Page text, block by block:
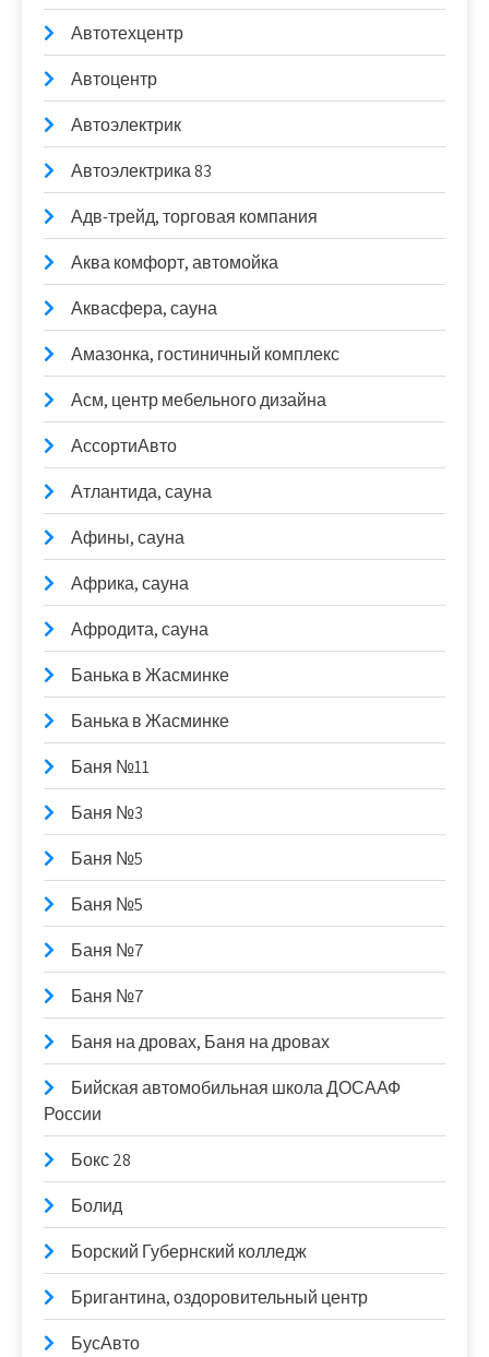
Автотехцентр
Автоцентр
Автоэлектрик
Автоэлектрика 83
Адв-трейд, торговая компания
Аква комфорт, автомойка
Аквасфера, сауна
Амазонка, гостиничный комплекс
Асм, центр мебельного дизайна
АссортиАвто
Атлантида, сауна
Афины, сауна
Африка, сауна
Афродита, сауна
Банька в Жасминке
Банька в Жасминке
Баня №11
Баня №3
Баня №5
Баня №5
Баня №7
Баня №7
Баня на дровах, Баня на дровах
Бийская автомобильная школа ДОСААФ
России
Бокс 28
Болид
Борский Губернский колледж
Бригантина, оздоровительный центр
БусАвто